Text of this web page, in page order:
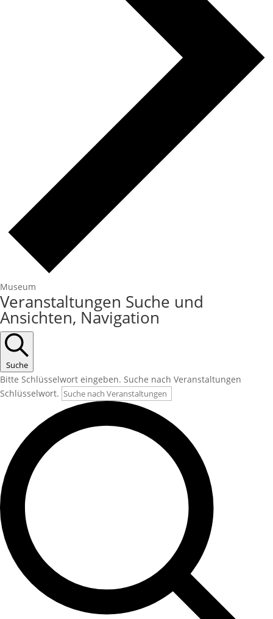
Museum
Veranstaltungen
für
7.
Mai
2026
Veranstaltungen Suche und
Ansichten, Navigation
Suche
Bitte Schlüsselwort eingeben. Suche nach Veranstaltungen
Schlüsselwort.